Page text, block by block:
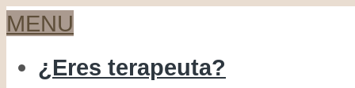
MENU
¿Eres terapeuta?